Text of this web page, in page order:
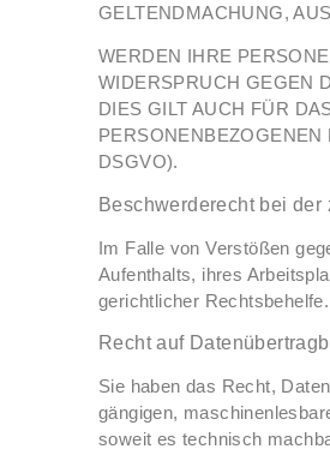
GELTENDMACHUNG,
WERDEN IHRE
WIDERSPRUCH GEGEN
DIES GILT AUCH FÜR
DSGVO).
Beschwerderecht bei
Im Falle von Verstößen
Aufenthalts, ihres
gerichtlicher Rechtsbehelfe.
Recht auf
Sie haben das Recht,
gängigen,
soweit es technisch